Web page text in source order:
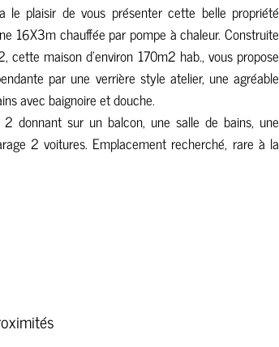
a le plaisir de vous présenter cette belle propriété
16X3m chauffée par pompe à chaleur. Construite
maison d'environ 170m2 hab., vous propose
par une verrière style atelier, une agréable
avec baignoire et douche.
donnant sur un balcon, une salle de bains, une
2 voitures. Emplacement recherché, rare à la